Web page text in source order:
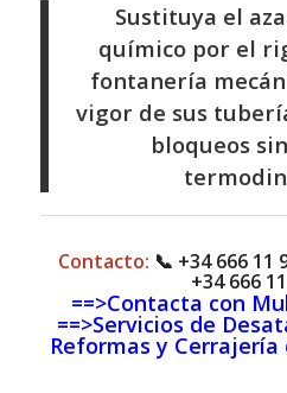
Sustituya el
químico por el
fontanería
vigor de sus
bloqueos
Contacto: 📞 +34 666 11
+34 666
==>Contacta con
==>Servicios de
Reformas y Cerrajería